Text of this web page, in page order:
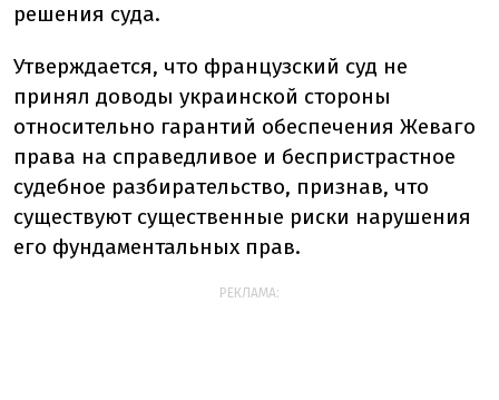
решения суда.
Утверждается, что французский суд не
принял доводы украинской стороны
относительно гарантий обеспечения Жеваго
права на справедливое и беспристрастное
судебное разбирательство, признав, что
существуют существенные риски нарушения
его фундаментальных прав.
РЕКЛАМА: